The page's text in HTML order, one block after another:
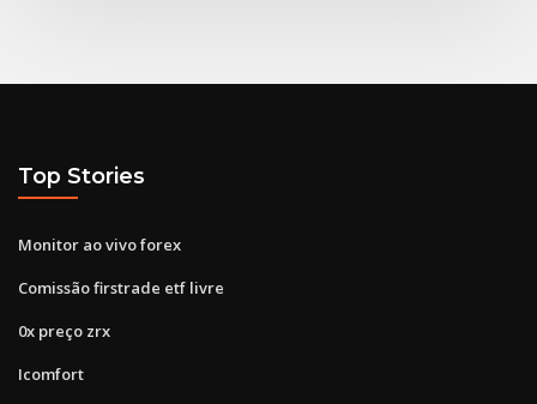
Top Stories
Monitor ao vivo forex
Comissão firstrade etf livre
0x preço zrx
Icomfort